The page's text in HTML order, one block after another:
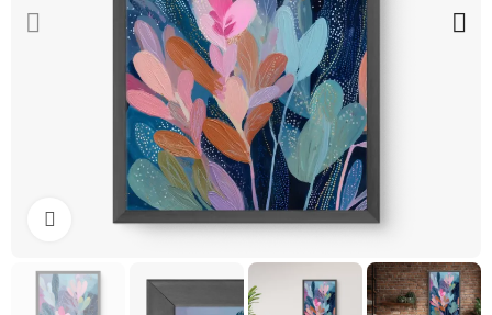
Clique para ampliar